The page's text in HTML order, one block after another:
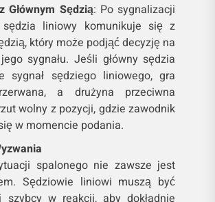
Głównym Sędzią: Po sygnalizacji
sędzia liniowy komunikuje się z
który może podjąć decyzję na
sygnału. Jeśli główny sędzia
sygnał sędziego liniowego, gra
a drużyna przeciwna
wolny z pozycji, gdzie zawodnik
w momencie podania.
spalonego nie zawsze jest
Sędziowie liniowi muszą być
w reakcji, aby dokładnie